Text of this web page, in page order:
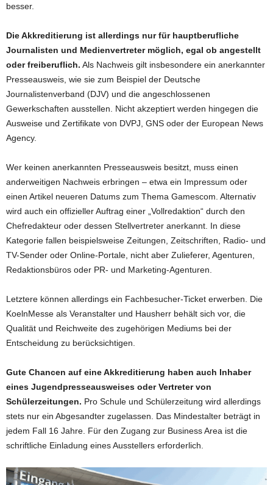
besser.
Die Akkreditierung ist allerdings nur für hauptberufliche
Journalisten und Medienvertreter möglich, egal ob angestellt
oder freiberuflich. Als Nachweis gilt insbesondere ein anerkannter
Presseausweis, wie sie zum Beispiel der Deutsche
Journalistenverband (DJV) und die angeschlossenen
Gewerkschaften ausstellen. Nicht akzeptiert werden hingegen die
Ausweise und Zertifikate von DVPJ, GNS oder der European News
Agency.
Wer keinen anerkannten Presseausweis besitzt, muss einen
anderweitigen Nachweis erbringen – etwa ein Impressum oder
einen Artikel neueren Datums zum Thema Gamescom. Alternativ
wird auch ein offizieller Auftrag einer „Vollredaktion“ durch den
Chefredakteur oder dessen Stellvertreter anerkannt. In diese
Kategorie fallen beispielsweise Zeitungen, Zeitschriften, Radio- und
TV-Sender oder Online-Portale, nicht aber Zulieferer, Agenturen,
Redaktionsbüros oder PR- und Marketing-Agenturen.
Letztere können allerdings ein Fachbesucher-Ticket erwerben. Die
KoelnMesse als Veranstalter und Hausherr behält sich vor, die
Qualität und Reichweite des zugehörigen Mediums bei der
Entscheidung zu berücksichtigen.
Gute Chancen auf eine Akkreditierung haben auch Inhaber
eines Jugendpresseausweises oder Vertreter von
Schülerzeitungen. Pro Schule und Schülerzeitung wird allerdings
stets nur ein Abgesandter zugelassen. Das Mindestalter beträgt in
jedem Fall 16 Jahre. Für den Zugang zur Business Area ist die
schriftliche Einladung eines Ausstellers erforderlich.